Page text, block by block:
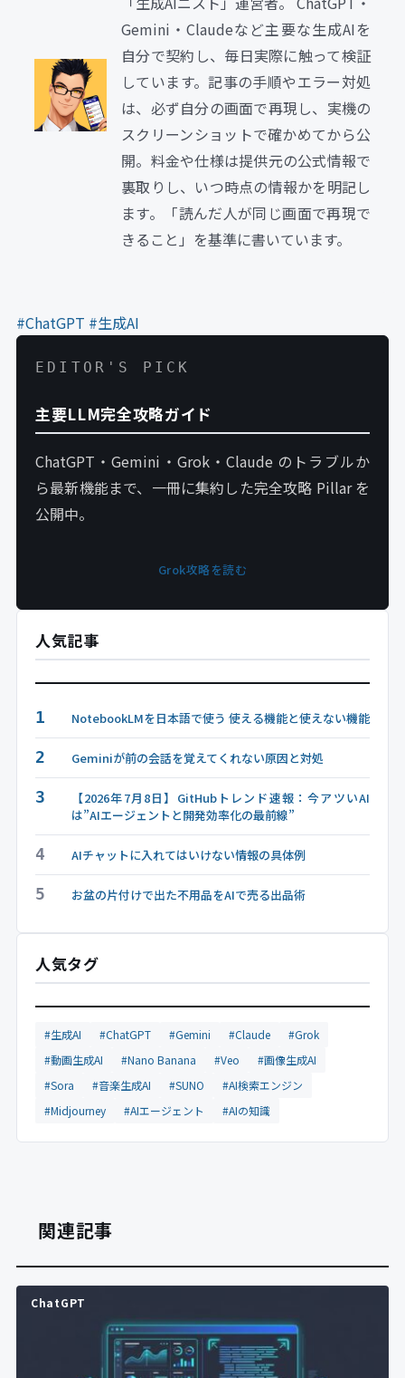
Gemini・Claudeなど主要な生成AIを
自分で契約し、毎日実際に触って検証
しています。記事の手順やエラー対処
は、必ず自分の画面で再現し、実機の
スクリーンショットで確かめてから公
開。料金や仕様は提供元の公式情報で
裏取りし、いつ時点の情報かを明記し
ます。「読んだ人が同じ画面で再現で
きること」を基準に書いています。
#ChatGPT #生成AI
EDITOR'S PICK
主要LLM完全攻略ガイド
ChatGPT・Gemini・Grok・Claude のトラブルか
ら最新機能まで、一冊に集約した完全攻略 Pillar を
公開中。
Grok攻略を読む
人気記事
1 NotebookLMを日本語で使う 使える機能と使えない機能
2 Geminiが前の会話を覚えてくれない原因と対処
3
【2026年7月8日】GitHubトレンド速報：今アツいAI
は”AIエージェントと開発効率化の最前線”
4 AIチャットに入れてはいけない情報の具体例
5 お盆の片付けで出た不用品をAIで売る出品術
人気タグ
#生成AI #ChatGPT #Gemini #Claude
#Grok
#動画生成AI
#Nano Banana #Veo
#画像生成AI
#Sora
#音楽生成AI #SUNO
#AI検索エンジン
#Midjourney
#AIエージェント #AIの知識
関連記事
ChatGPT